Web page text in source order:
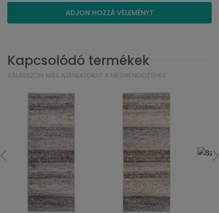
ADJON HOZZÁ VÉLEMÉNYT
Kapcsolódó termékek
VÁLASSZON MÁS AJÁNLATOKAT A MEGRENDELÉSHEZ